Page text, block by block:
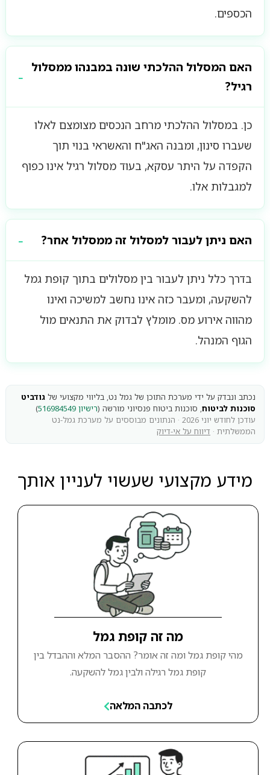
הכספים.
האם המסלול ההלכתי שונה במבנהו ממסלול
רגיל?
כן. במסלול ההלכתי מרחב הנכסים מצומצם לאלו
שעברו סינון, ומבנה האג"ח והאשראי בנוי תוך
הקפדה על היתר עסקא, בעוד מסלול רגיל אינו כפוף
למגבלות אלו.
האם ניתן לעבור למסלול זה ממסלול אחר?
בדרך כלל ניתן לעבור בין מסלולים בתוך קופת גמל
להשקעה, ומעבר כזה אינו נחשב למשיכה ואינו
מהווה אירוע מס. מומלץ לבדוק את התנאים מול
הגוף המנהל.
נכתב ונבדק על ידי מערכת התוכן של גמל נט, בליווי מקצועי של גודביט
סוכנות לביטוח, סוכנות ביטוח פנסיוני מורשה (רישיון 516984549
)
עודכן לחודש יוני 2026 · הנתונים מבוססים על מערכת גמל-נט
הממשלתית · דיווח על אי-דיוק
מידע מקצועי שעשוי לעניין אותך
מה זה קופת גמל
מהי קופת גמל ומה זה אומר? ההסבר המלא וההבדל בין
קופת גמל רגילה ולבין גמל להשקעה.
לכתבה המלאה